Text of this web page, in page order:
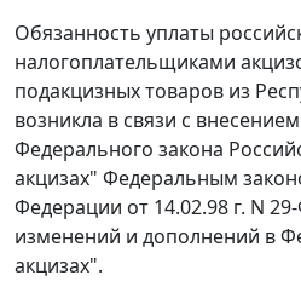
Обязанность уплаты
налогоплательщиками
подакцизных товаров из
возникла в связи с
Федерального закона
акцизах" Федеральным
Федерации от 14.02.98 г. N
изменений и дополнений в
акцизах".